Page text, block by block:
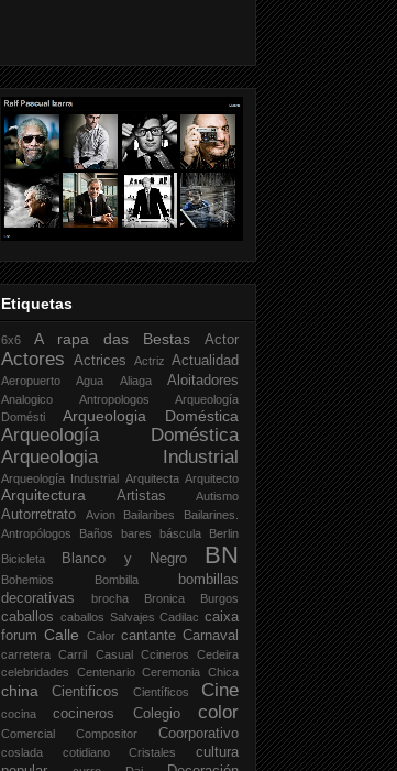
Etiquetas
6x6 A rapa das Bestas Actor
Actores Actrices Actriz Actualidad
Aeropuerto Agua Aliaga Aloitadores
Analogico Antropologos
Arqueología
Domésti
Arqueologia Doméstica
Arqueología Doméstica
Arqueologia Industrial
Arqueología Industrial Arquitecta Arquitecto
Arquitectura Artistas Autismo
Autorretrato Avion Bailaribes
Bailarines.
Antropólogos
Baños bares báscula
Berlin
Bicicleta
Blanco y Negro BN
Bohemios Bombilla
bombillas
decorativas
brocha Bronica Burgos
caballos caballos Salvajes Cadilac caixa
forum Calle Calor cantante Carnaval
carretera Carril Casual Ccineros
Cedeira
celebridades
Centenario Ceremonia Chica
china Cientificos Científicos Cine
cocina cocineros Colegio color
Comercial Compositor Coorporativo
coslada cotidiano Cristales
cultura